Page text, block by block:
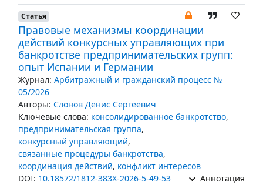
Статья
Правовые механизмы координации
действий конкурсных управляющих при
банкротстве предпринимательских групп:
опыт Испании и Германии
Журнал: Арбитражный и гражданский процесс №
05/2026
Авторы: Слонов Денис Сергеевич
Ключевые слова: консолидированное банкротство,
предпринимательская группа,
конкурсный управляющий,
связанные процедуры банкротства,
координация действий, конфликт интересов
DOI: 10.18572/1812-383X-2026-5-49-53 Аннотация